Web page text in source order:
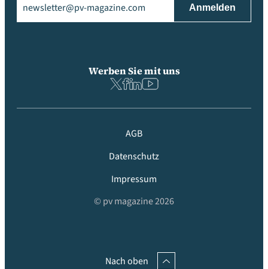
Werben Sie mit uns
AGB
Datenschutz
Impressum
© pv magazine 2026
Nach oben